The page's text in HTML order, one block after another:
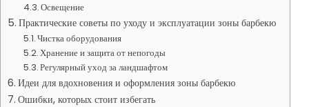
Освещение
Практические советы по уходу и эксплуатации зоны барбекю
Чистка оборудования
Хранение и защита от непогоды
Регулярный уход за ландшафтом
Идеи для вдохновения и оформления зоны барбекю
Ошибки, которых стоит избегать